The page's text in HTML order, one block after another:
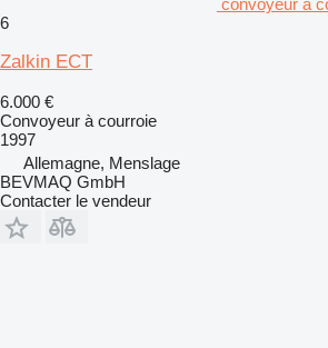
6
Zalkin ECT
6.000 €
Convoyeur à courroie
1997
Allemagne, Menslage
BEVMAQ GmbH
Contacter le vendeur